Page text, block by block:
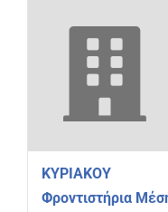
ΚΥΡΙΑΚΟΥ
Φροντιστήρια